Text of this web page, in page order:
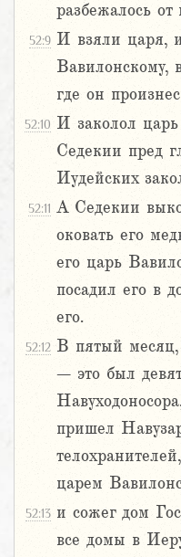
разбежалось от
52:9 И взяли царя,
где он
52:10 И заколол
Седекии пред
Иудейских
52:11 А Седекии
оковать его
его царь
посадил его в
его.
52:12 В пятый месяц,
– это был
пришел
царем
52:13 и сожег дом
все домы в